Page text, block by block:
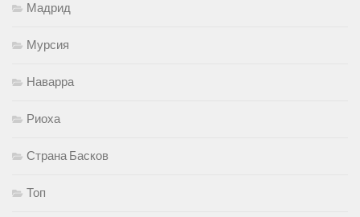
Мадрид
Мурсия
Наварра
Риоха
Страна Басков
Топ